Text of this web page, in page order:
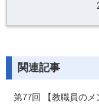
関連記事
第77回 【教職員の